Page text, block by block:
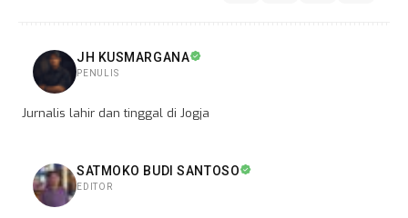
JH KUSMARGANA
PENULIS
Jurnalis lahir dan tinggal di Jogja
SATMOKO BUDI SANTOSO
EDITOR